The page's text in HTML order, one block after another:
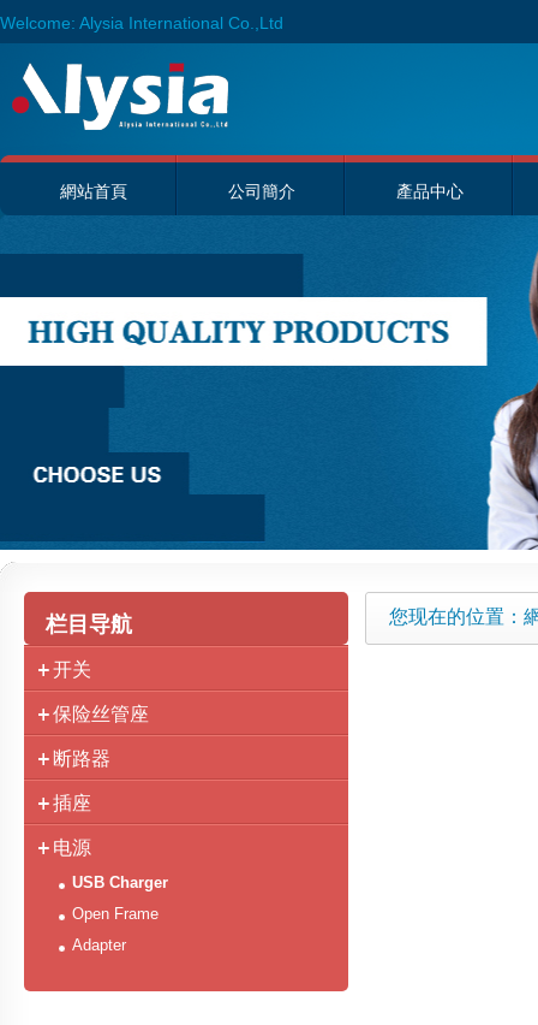
Welcome: Alysia International Co.,Ltd
網站首頁 公司簡介 產品中心
栏目导航
开关
保险丝管座
断路器
插座
电源
USB Charger
Open Frame
Adapter
您现在的位置：